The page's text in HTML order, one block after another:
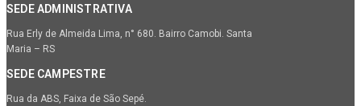
SEDE ADMINISTRATIVA
Rua Erly de Almeida Lima, n° 680. Bairro Camobi. Santa
Maria – RS
SEDE CAMPESTRE
Rua da ABS, Faixa de São Sepé.